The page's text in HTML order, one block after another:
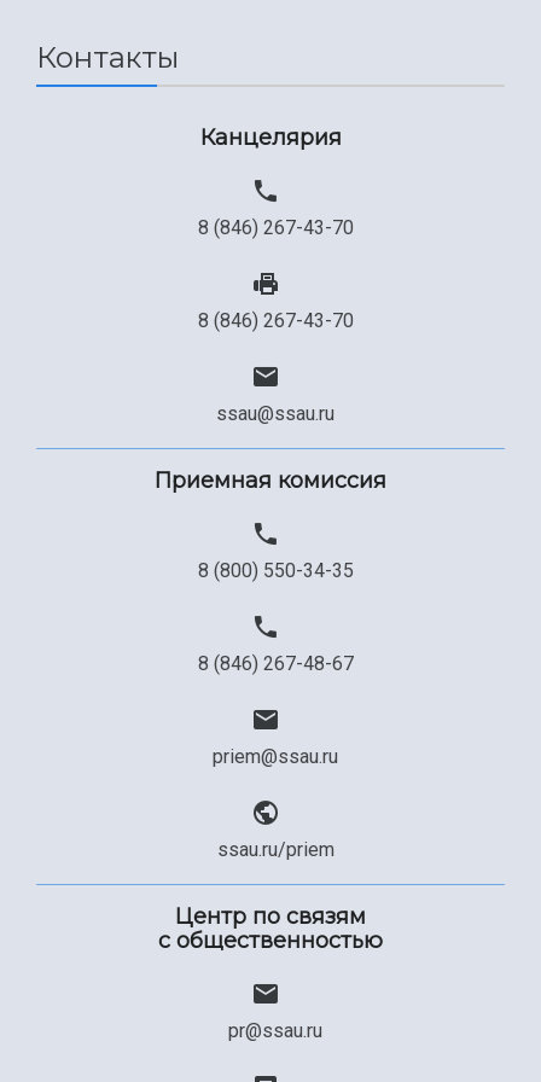
Сведения об образовательной организации
Контакты
Канцелярия
8 (846) 267-43-70
8 (846) 267-43-70
ssau@ssau.ru
Приемная комиссия
8 (800) 550-34-35
8 (846) 267-48-67
priem@ssau.ru
ssau.ru/priem
Центр по связям
с общественностью
pr@ssau.ru